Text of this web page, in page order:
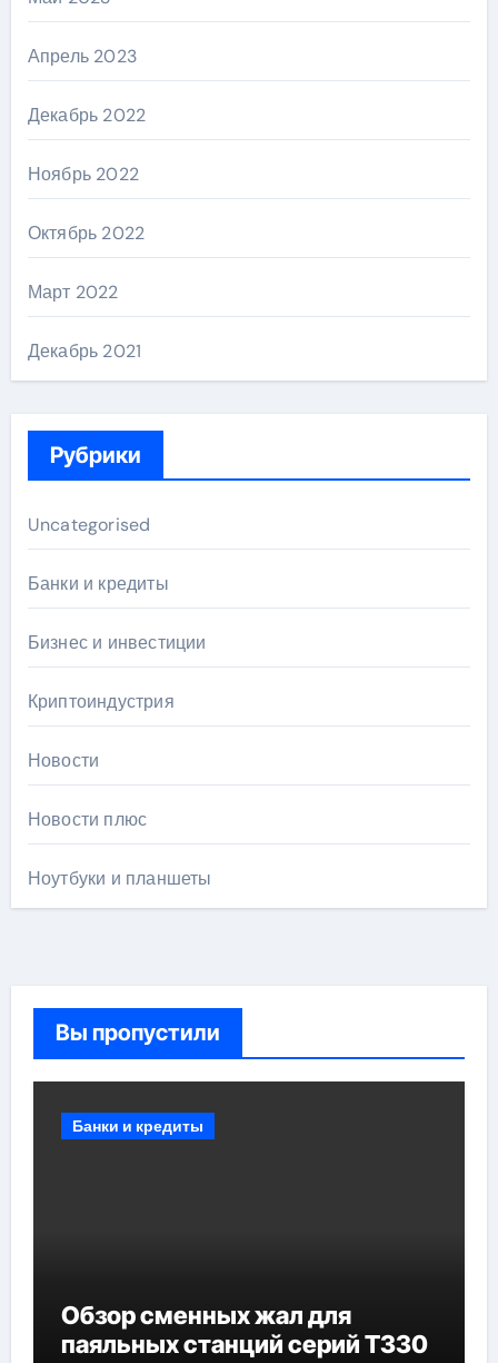
Апрель 2023
Декабрь 2022
Ноябрь 2022
Октябрь 2022
Март 2022
Декабрь 2021
Рубрики
Uncategorised
Банки и кредиты
Бизнес и инвестиции
Криптоиндустрия
Новости
Новости плюс
Ноутбуки и планшеты
Вы пропустили
Банки и кредиты
Обзор сменных жал для
паяльных станций серий T330